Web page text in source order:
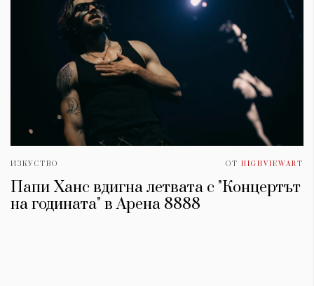
ИЗКУСТВО ОТ HIGHVIEWART
Папи Ханс вдигна летвата с "Концертът
на годината" в Арена 8888